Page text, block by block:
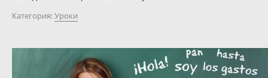
Категория:Уроки